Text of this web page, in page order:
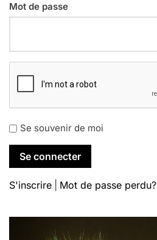
Mot de passe
Se souvenir de moi
S'inscrire Mot de passe perdu?